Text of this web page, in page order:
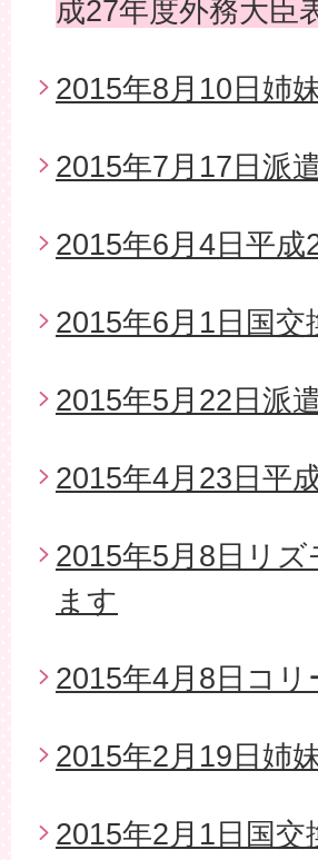
成27年度外務大臣
2015年8月10日姉
2015年7月17日派
2015年6月4日平
2015年6月1日国
2015年5月22日派
2015年4月23日平
2015年5月8日リ
ます
2015年4月8日コ
2015年2月19日姉
2015年2月1日国